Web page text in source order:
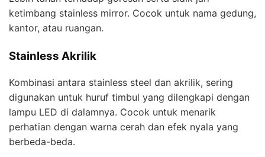
ketimbang stainless mirror. Cocok untuk nama gedung,
kantor, atau ruangan.
Stainless Akrilik
Kombinasi antara stainless steel dan akrilik, sering
digunakan untuk huruf timbul yang dilengkapi dengan
lampu LED di dalamnya. Cocok untuk menarik
perhatian dengan warna cerah dan efek nyala yang
berbeda-beda.